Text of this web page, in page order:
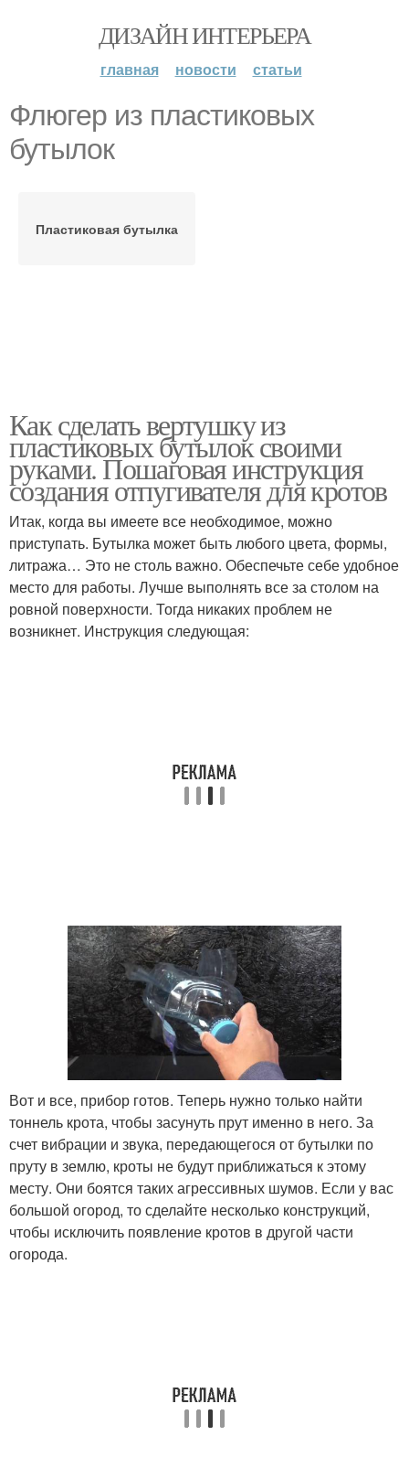
ДИЗАЙН ИНТЕРЬЕРА
главная новости статьи
Флюгер из пластиковых
бутылок
Пластиковая бутылка
Как сделать вертушку из
пластиковых бутылок своими
руками. Пошаговая инструкция
создания отпугивателя для кротов
Итак, когда вы имеете все необходимое, можно
приступать. Бутылка может быть любого цвета, формы,
литража… Это не столь важно. Обеспечьте себе удобное
место для работы. Лучше выполнять все за столом на
ровной поверхности. Тогда никаких проблем не
возникнет. Инструкция следующая:
Вот и все, прибор готов. Теперь нужно только найти
тоннель крота, чтобы засунуть прут именно в него. За
счет вибрации и звука, передающегося от бутылки по
пруту в землю, кроты не будут приближаться к этому
месту. Они боятся таких агрессивных шумов. Если у вас
большой огород, то сделайте несколько конструкций,
чтобы исключить появление кротов в другой части
огорода.